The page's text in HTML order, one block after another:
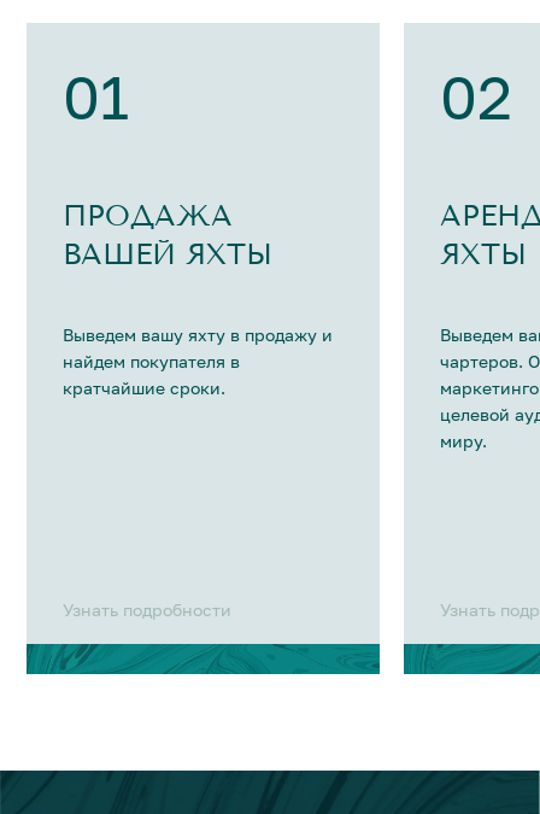
01
ПРОДАЖА
ВАШЕЙ ЯХТЫ
Выведем вашу яхту в продажу и
найдем покупателя в
кратчайшие сроки.
Узнать подробности
02
ЯХТЫ
Выведем
чартеров.
целевой
миру.
Узнать